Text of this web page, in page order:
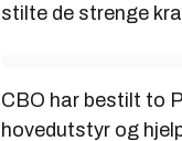
stilte de strenge
CBO har bestilt to
hovedutstyr og